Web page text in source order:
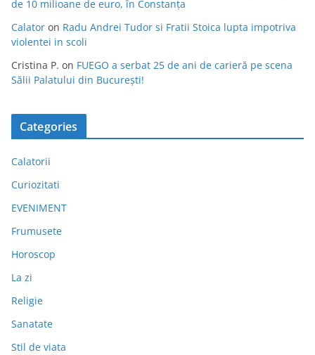
de 10 milioane de euro, în Constanța
Calator on Radu Andrei Tudor si Fratii Stoica lupta impotriva
violentei in scoli
Cristina P. on FUEGO a serbat 25 de ani de carieră pe scena
Sălii Palatului din București!
Categories
Calatorii
Curiozitati
EVENIMENT
Frumusete
Horoscop
La zi
Religie
Sanatate
Stil de viata